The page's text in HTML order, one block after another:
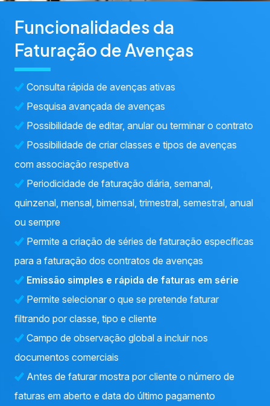
Funcionalidades da
Faturação de Avenças
Consulta rápida de avenças ativas
Pesquisa avançada de avenças
Possibilidade de editar, anular ou terminar o contrato
Possibilidade de criar classes e tipos de avenças
com associação respetiva
Periodicidade de faturação diária, semanal,
quinzenal, mensal, bimensal, trimestral, semestral, anual
ou sempre
Permite a criação de séries de faturação específicas
para a faturação dos contratos de avenças
Emissão simples e rápida de faturas em série
Permite selecionar o que se pretende faturar
filtrando por classe, tipo e cliente
Campo de observação global a incluir nos
documentos comerciais
Antes de faturar mostra por cliente o número de
faturas em aberto e data do último pagamento